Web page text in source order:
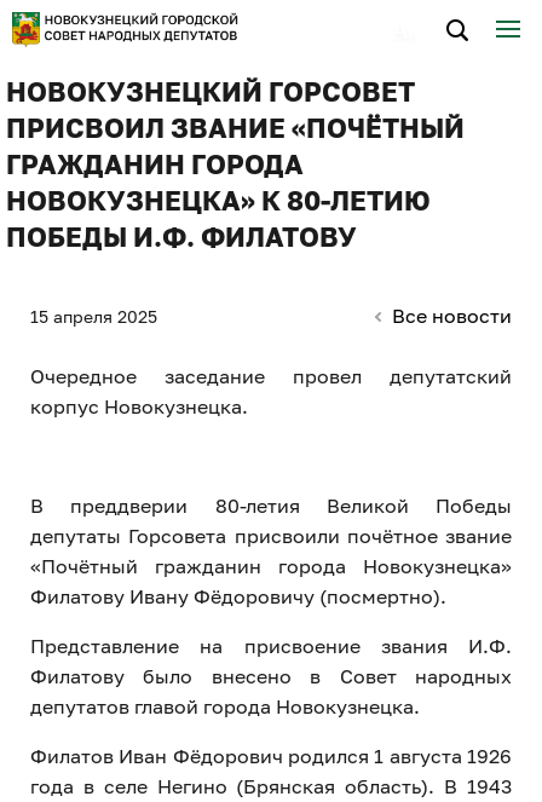
НОВОКУЗНЕЦКИЙ ГОРСОВЕТ
ПРИСВОИЛ ЗВАНИЕ «ПОЧЁТНЫЙ
ГРАЖДАНИН ГОРОДА
НОВОКУЗНЕЦКА» К 80-ЛЕТИЮ
ПОБЕДЫ И.Ф. ФИЛАТОВУ
15 апреля 2025 Все новости
Очередное заседание провел депутатский
корпус Новокузнецка.
В преддверии 80-летия Великой Победы
депутаты Горсовета присвоили почётное звание
«Почётный гражданин города Новокузнецка»
Филатову Ивану Фёдоровичу (посмертно).
Представление на присвоение звания И.Ф.
Филатову было внесено в Совет народных
депутатов главой города Новокузнецка.
Филатов Иван Фёдорович родился 1 августа 1926
года в селе Негино (Брянская область). В 1943